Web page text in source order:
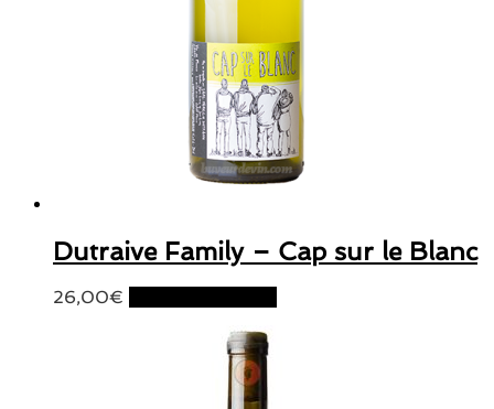
Dutraive Family – Cap sur le Blanc
26,00€